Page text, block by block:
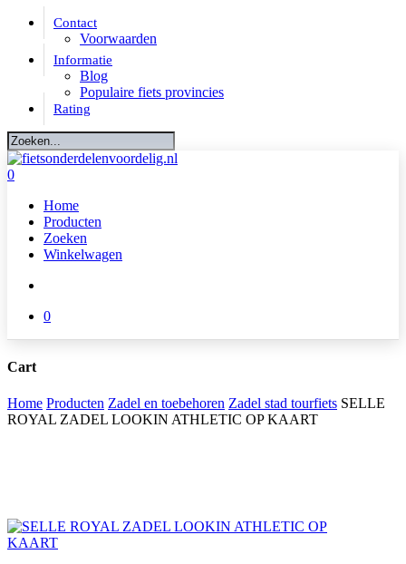
Skip
Contact
Voorwaarden
Informatie
Blog
Populaire fiets provincies
Rating
Close
Search
account
0
Home
Producten
Zoeken
Winkelwagen
0
Cart
Close
Cart
Home Producten Zadel en toebehoren Zadel stad tourfiets SELLE
ROYAL ZADEL LOOKIN ATHLETIC OP KAART